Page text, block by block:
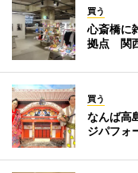
買う
心斎橋に
拠点 関
買う
なんば高
ジパフォ